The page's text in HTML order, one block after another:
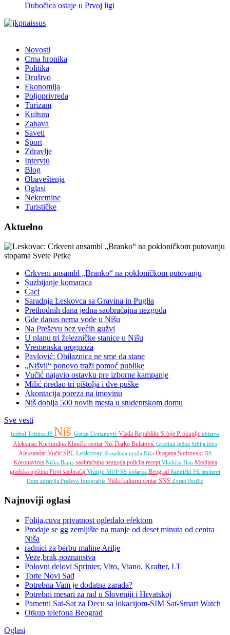
Dubočica ostaje u Prvoj ligi
Novosti
Crna hronika
Politika
Društvo
Ekonomija
Poljoprivreda
Turizam
Kultura
Zabava
Saveti
Sport
Zdravlje
Intervju
Blog
Obaveštenja
Oglasi
Nekretnine
Turističke
Aktuelno
Crkveni ansambl „Branko“ na pokloničkom putovanju
Suzbijanje komaraca
Ćaci
Saradnja Leskovca sa Gravina in Puglia
Prethodnih dana jedna saobraćajna nezgoda
Gde danas nema vode u Nišu
Na Preševu bez većih gužvi
U planu tri železničke stanice u Nišu
Vremenska prognoza
Pavlović: Obilaznica ne sme da stane
„Nišvil“ ponovo traži pomoć publike
Vučić najavio ostavku pre izborne kampanje
Milić predao tri pištolja i dve puške
Akontacija poreza na imovinu
Niš dobija 500 novih mesta u studentskom domu
Sve vesti
fudbal Tržnica JP Niš Goran Cvetanović Vlada Republike Srbije Prokuplje ubistvo
Aleksinac Kuršumlija Klinički centar Niš Darko Bulatović Gradina Južna Srbija Info
Aleksandar Vučić SPC Leskovac Skupština grada Niša Dragana Sotirovski DS
Koronavirus Niška Banja saobraćajna nezgoda policija receptVladičin Han Medijana
gradska opština Pirotsaobraćaj Vranje MUP RS košarka Beograd Radnički FK studenti
Dom zdravlja Preševo fotografije Niški kulturni centar SNS Zoran Perišić
Najnoviji oglasi
Folija,cuva privatnost ogledalo efektom
Prodaje se gg zemljište na manje od deset minuta od centra
Niša
radnici za berbu maline Arilje
Veze,brak,poznanstva
Polovni delovi Sprinter, Vito, Viano, Krafter, LT
Torte Novi Sad
Potrebna Vam je dodatna zarada?
Potrebni mesari za rad u Sloveniji i Hrvatskoj
Pametni Sat-Sat za Decu sa lokacijom-SIM Sat-Smart Watch
Otkup telefona Beograd
Oglasi